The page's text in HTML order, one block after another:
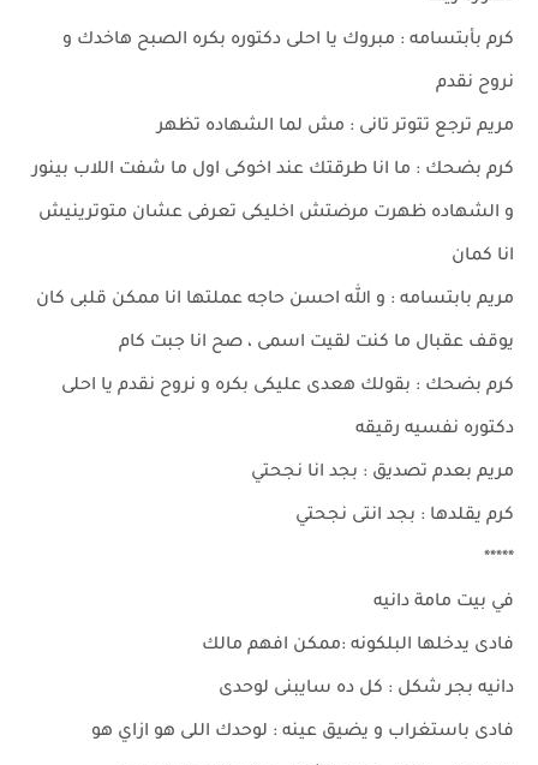
كرم بأبتسامه : مبروك يا احلى دكتوره بكره الصبح هاخدك و
نروح نقدم
مريم ترجع تتوتر تانى : مش لما الشهاده تظهر
كرم بضحك : ما انا طرقتك عند اخوكى اول ما شفت اللاب بينور
و الشهاده ظهرت مرضتش اخليكى تعرفى عشان متوترينيش
انا كمان
مريم بابتسامه : و الله احسن حاجه عملتها انا ممكن قلبى كان
يوقف عقبال ما كنت لقيت اسمى ، صح انا جبت كام
كرم بضحك : بقولك هعدى عليكى بكره و نروح نقدم يا احلى
دكتوره نفسيه رقيقه
مريم بعدم تصديق : بجد انا نجحتي
كرم يقلدها : بجد انتى نجحتي
*****
في بيت مامة دانيه
فادى يدخلها البلكونه :ممكن افهم مالك
دانيه بجر شكل : كل ده سايبنى لوحدى
فادى باستغراب و يضيق عينه : لوحدك اللى هو ازاي هو